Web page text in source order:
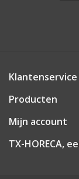
Klantenservice
Producten
Mijn account
TX-HORECA,